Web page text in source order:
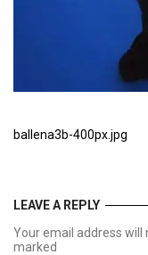
ballena3b-400px.jpg
LEAVE A REPLY
Your email address will
marked